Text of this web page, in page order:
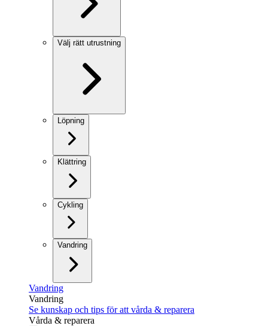
Välj rätt utrustning
Löpning
Klättring
Cykling
Vandring
Vandring
Vandring
Se kunskap och tips för att vårda & reparera
Vårda & reparera